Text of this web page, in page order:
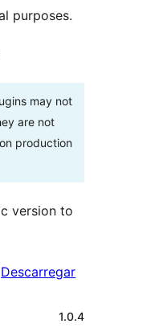
purposes.
may not
are not
production
version to
Descarregar
1.0.4